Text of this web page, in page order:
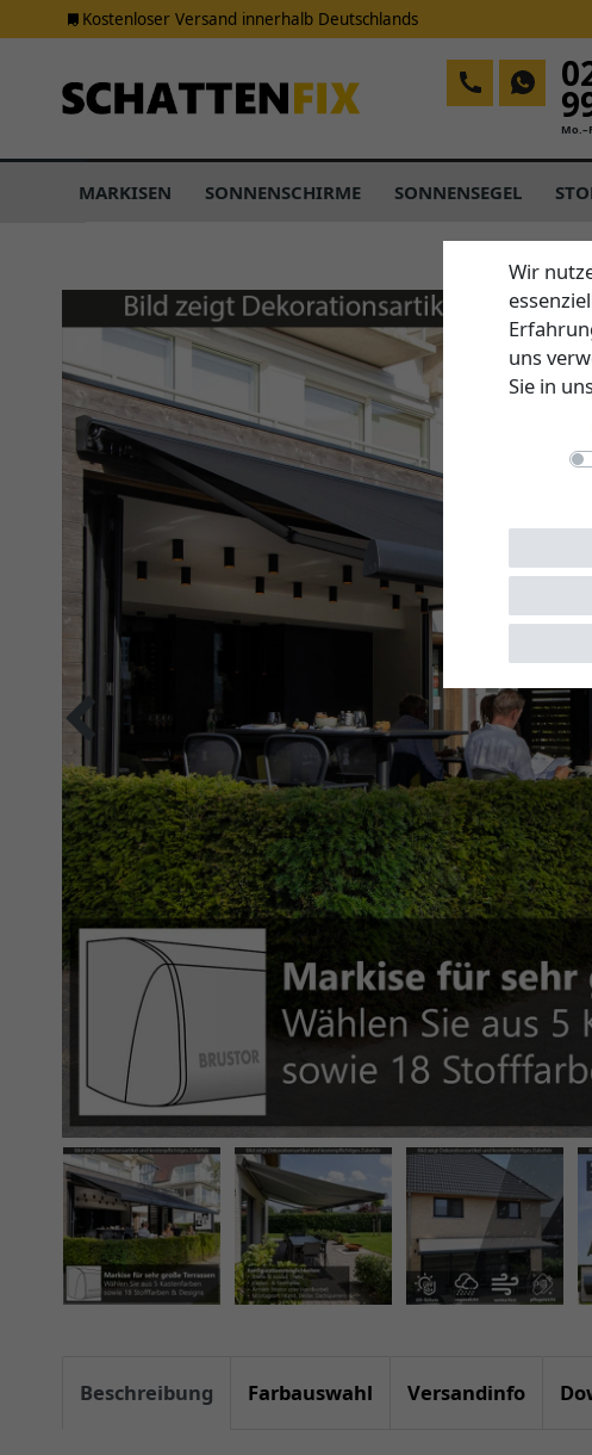
Kostenloser Versand innerhalb Deutschlands
MARKISEN SONNENSCHIRME SONNENSEGEL
Beschreibung Farbauswahl Versandinfo
Wir
uns
Sie in